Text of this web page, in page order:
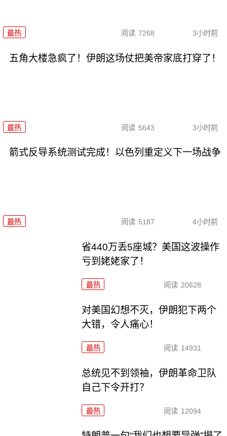
最热 阅读 7268 3小时前
五角大楼急疯了！伊朗这场仗把美帝家底打穿了！
最热 阅读 5643 3小时前
箭式反导系统测试完成！以色列重定义下一场战争
最热 阅读 5187 4小时前
省440万丢5座城？美国这波操作
亏到姥姥家了！
最热 阅读 20628
对美国幻想不灭，伊朗犯下两个
大错，令人痛心！
最热 阅读 14931
总统见不到领袖，伊朗革命卫队
自己下令开打？
最热 阅读 12094